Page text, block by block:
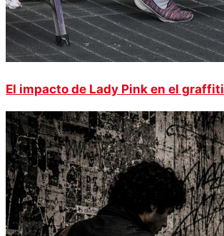
El impacto de Lady Pink en el graffiti